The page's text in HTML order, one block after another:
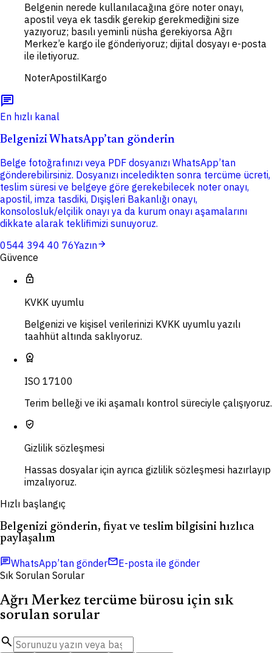
Belgenin nerede kullanılacağına göre noter onayı,
apostil veya ek tasdik gerekip gerekmediğini size
yazıyoruz; basılı yeminli nüsha gerekiyorsa Ağrı
Merkez’e kargo ile gönderiyoruz; dijital dosyayı e-posta
ile iletiyoruz.
NoterApostilKargo
chat
En hızlı kanal
Belgenizi WhatsApp’tan gönderin
Belge fotoğrafınızı veya PDF dosyanızı WhatsApp’tan
gönderebilirsiniz. Dosyanızı inceledikten sonra tercüme ücreti,
teslim süresi ve belgeye göre gerekebilecek noter onayı,
apostil, imza tasdiki, Dışişleri Bakanlığı onayı,
konsolosluk/elçilik onayı ya da kurum onayı aşamalarını
dikkate alarak teklifimizi sunuyoruz.
0544 394 40 76Yazınarrow_forward
Güvence
lock
KVKK uyumlu
Belgenizi ve kişisel verilerinizi KVKK uyumlu yazılı
taahhüt altında saklıyoruz.
workspace_premium
ISO 17100
Terim belleği ve iki aşamalı kontrol süreciyle çalışıyoruz.
verified_user
Gizlilik sözleşmesi
Hassas dosyalar için ayrıca gizlilik sözleşmesi hazırlayıp
imzalıyoruz.
Hızlı başlangıç
Belgenizi gönderin, fiyat ve teslim bilgisini hızlıca
paylaşalım
chatWhatsApp’tan göndermailE-posta ile gönder
Sık Sorulan Sorular
Ağrı Merkez tercüme bürosu için sık
sorulan sorular
search